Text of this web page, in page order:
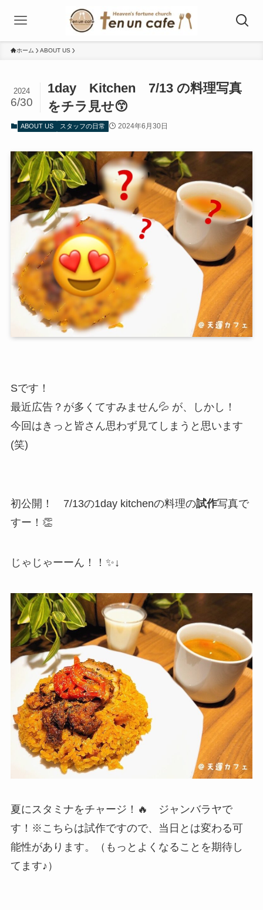
ホーム ABOUT US
1day Kitchen 7/13 の料理写真
をチラ見せ😙
2024
6/30
ABOUT US スタッフの日常 2024年6月30日
Sです！
最近広告？が多くてすみません💦 が、しかし！
今回はきっと皆さん思わず見てしまうと思います
(笑)
初公開！ 7/13の1day kitchenの料理の試作写真で
すー！👏
じゃじゃーーん！！✨↓
夏にスタミナをチャージ！🔥 ジャンバラヤで
す！※こちらは試作ですので、当日とは変わる可
能性があります。（もっとよくなることを期待し
てます♪）